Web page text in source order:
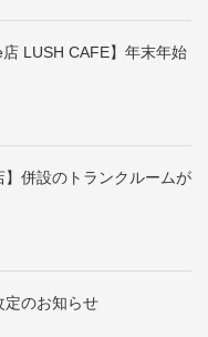
LUSH CAFE】年末年始
】併設のトランクルームが
定のお知らせ